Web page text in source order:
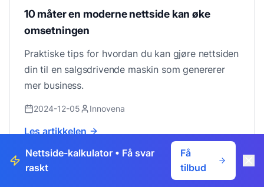
Nettside-kalkulator• Få svar
raskt
Få
tilbud
10 måter en moderne nettside kan øke
omsetningen
Praktiske tips for hvordan du kan gjøre nettsiden
din til en salgsdrivende maskin som genererer
mer business.
2024-12-05 Innovena
Les artikkelen